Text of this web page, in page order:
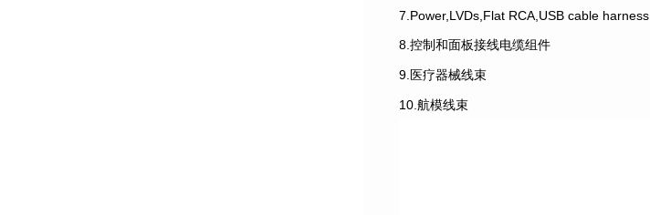
7.Power,LVDs,Flat RCA,USB cable harness
8.控制和面板接线电缆组件
9.医疗器械线束
10.航模线束